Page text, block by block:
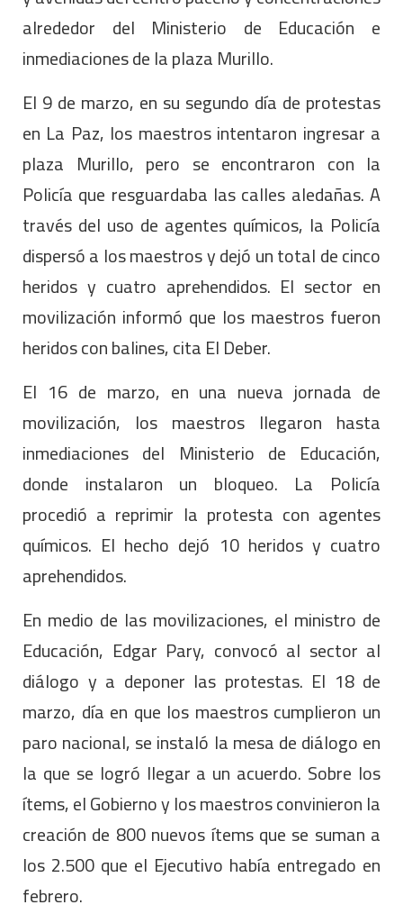
alrededor del Ministerio de Educación e
inmediaciones de la plaza Murillo.
El 9 de marzo, en su segundo día de protestas
en La Paz, los maestros intentaron ingresar a
plaza Murillo, pero se encontraron con la
Policía que resguardaba las calles aledañas. A
través del uso de agentes químicos, la Policía
dispersó a los maestros y dejó un total de cinco
heridos y cuatro aprehendidos. El sector en
movilización informó que los maestros fueron
heridos con balines, cita El Deber.
El 16 de marzo, en una nueva jornada de
movilización, los maestros llegaron hasta
inmediaciones del Ministerio de Educación,
donde instalaron un bloqueo. La Policía
procedió a reprimir la protesta con agentes
químicos. El hecho dejó 10 heridos y cuatro
aprehendidos.
En medio de las movilizaciones, el ministro de
Educación, Edgar Pary, convocó al sector al
diálogo y a deponer las protestas. El 18 de
marzo, día en que los maestros cumplieron un
paro nacional, se instaló la mesa de diálogo en
la que se logró llegar a un acuerdo. Sobre los
ítems, el Gobierno y los maestros convinieron la
creación de 800 nuevos ítems que se suman a
los 2.500 que el Ejecutivo había entregado en
febrero.